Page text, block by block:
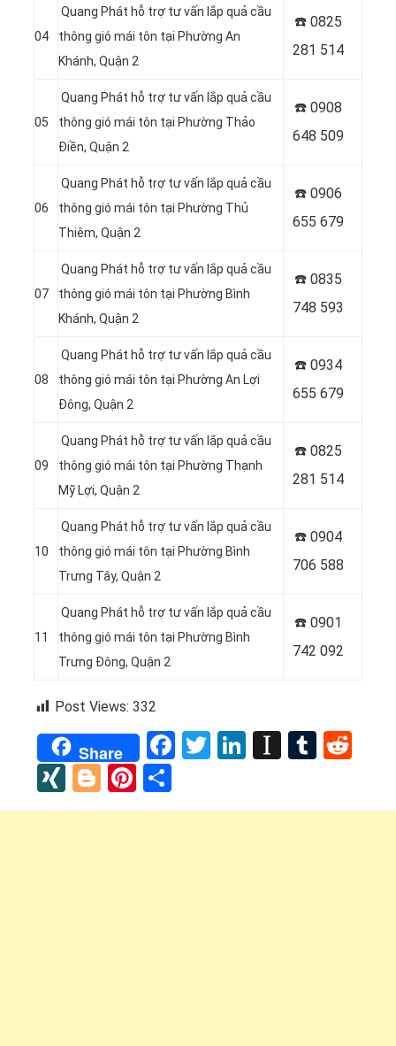
04
Quang Phát hỗ trợ tư vấn lắp quả cầu
thông gió mái tôn tại Phường An
Khánh, Quận 2
☎️ 0825
281 514
05
Quang Phát hỗ trợ tư vấn lắp quả cầu
thông gió mái tôn tại Phường Thảo
Điền, Quận 2
☎️ 0908
648 509
06
Quang Phát hỗ trợ tư vấn lắp quả cầu
thông gió mái tôn tại Phường Thủ
Thiêm, Quận 2
☎️ 0906
655 679
07
Quang Phát hỗ trợ tư vấn lắp quả cầu
thông gió mái tôn tại Phường Bình
Khánh, Quận 2
☎️ 0835
748 593
08
Quang Phát hỗ trợ tư vấn lắp quả cầu
thông gió mái tôn tại Phường An Lợi
Đông, Quận 2
☎️ 0934
655 679
09
Quang Phát hỗ trợ tư vấn lắp quả cầu
thông gió mái tôn tại Phường Thạnh
Mỹ Lợi, Quận 2
☎️ 0825
281 514
10
Quang Phát hỗ trợ tư vấn lắp quả cầu
thông gió mái tôn tại Phường Bình
Trưng Tây, Quận 2
☎️ 0904
706 588
11
Quang Phát hỗ trợ tư vấn lắp quả cầu
thông gió mái tôn tại Phường Bình
Trưng Đông, Quận 2
☎️ 0901
742 092
Post Views: 332
Share Facebook
Twitter
LinkedIn
XINGBloggerPinterest